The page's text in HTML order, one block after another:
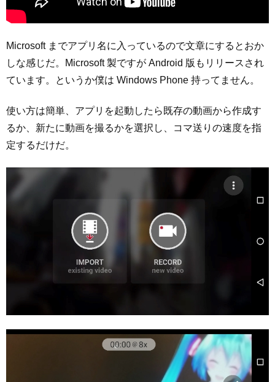
Microsoft までアプリ名に入っているので文章にするとおか
しな感じだ。Microsoft 製ですが Android 版もリリースされ
ています。というか僕は Windows Phone 持ってません。
使い方は簡単、アプリを起動したら既存の動画から作成す
るか、新たに動画を撮るかを選択し、コマ送りの速度を指
定するだけだ。